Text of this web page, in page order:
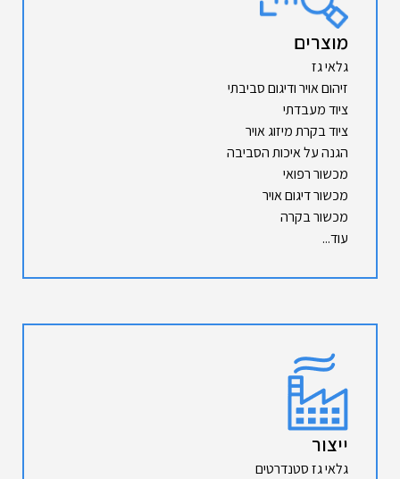
מוצרים
גלאי גז
זיהום אויר ודיגום סביבתי
ציוד מעבדתי
ציוד בקרת מיזוג אויר
הגנה על איכות הסביבה
מכשור רפואי
מכשור דיגום אויר
מכשור בקרה
עוד...
ייצור
גלאי גז סטנדרטים